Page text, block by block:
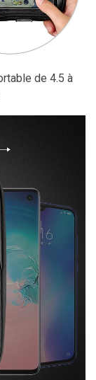
de 4.5 à